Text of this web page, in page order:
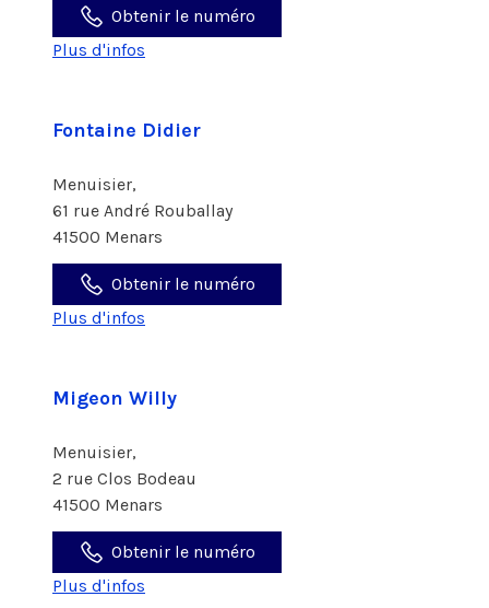
Obtenir le numéro
Plus d'infos
Fontaine Didier
Menuisier,
61 rue André Rouballay
41500 Menars
Obtenir le numéro
Plus d'infos
Migeon Willy
Menuisier,
2 rue Clos Bodeau
41500 Menars
Obtenir le numéro
Plus d'infos